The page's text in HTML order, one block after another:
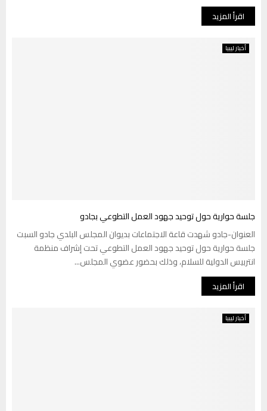
اقرأ المزيد
أخبار ليبيا
جلسة حوارية حول توحيد جهود العمل التطوعي بجادو
العنوان-جادو شهدت قاعة الاجتماعات بديوان المجلس البلدي جادو السبت
جلسة حوارية حول توحيد جهود العمل التطوعي تحت إشراف منظمة
انتربيس الدولية للسلام، وذلك بحضور عضوي المجلس...
اقرأ المزيد
أخبار ليبيا